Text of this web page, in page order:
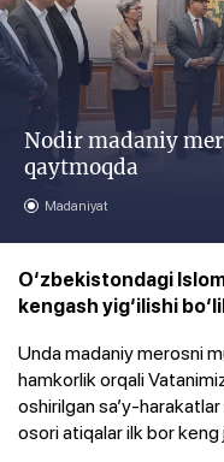
Nodir madaniy
qaytmoqda
Madaniyat
O‘zbekistondagi
kengash yig‘ilishi
Unda madaniy merosni
hamkorlik orqali
oshirilgan sa’y-
osori atiqalar ilk bor